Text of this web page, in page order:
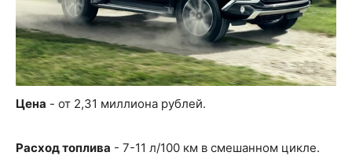
Цена - от 2,31 миллиона рублей.
Расход топлива - 7-11 л/100 км в смешанном цикле.